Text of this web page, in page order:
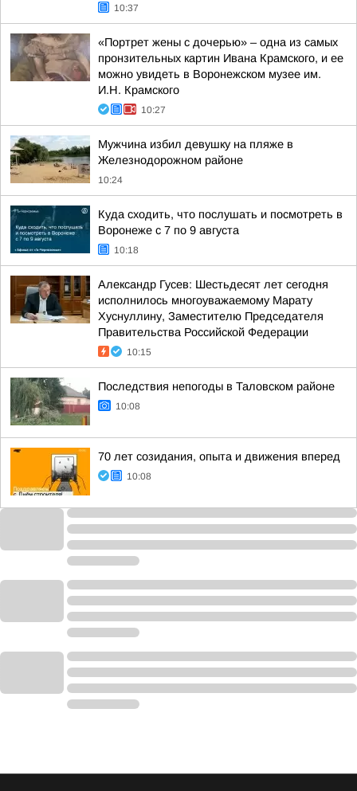
10:37
«Портрет жены с дочерью» – одна из самых
пронзительных картин Ивана Крамского, и ее
можно увидеть в Воронежском музее им.
И.Н. Крамского
10:27
Мужчина избил девушку на пляже в
Железнодорожном районе
10:24
Куда сходить, что послушать и посмотреть в
Воронеже с 7 по 9 августа
10:18
Александр Гусев: Шестьдесят лет сегодня
исполнилось многоуважаемому Марату
Хуснуллину, Заместителю Председателя
Правительства Российской Федерации
10:15
Последствия непогоды в Таловском районе
10:08
70 лет созидания, опыта и движения вперед
10:08